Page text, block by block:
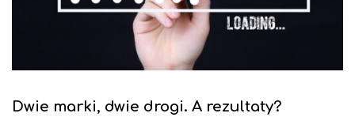
Dwie marki, dwie drogi. A rezultaty?